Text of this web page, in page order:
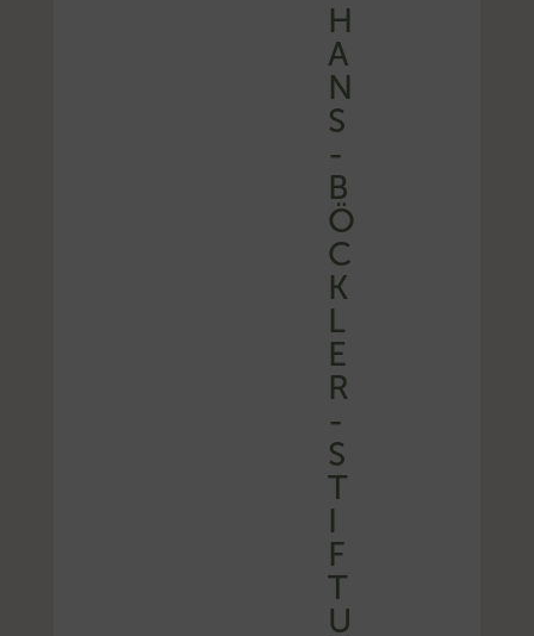
H
A
N
S
-
B
Ö
C
K
L
E
R
-
S
T
I
F
T
U